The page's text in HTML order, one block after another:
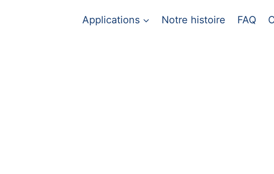
Applications Notre histoire FAQ